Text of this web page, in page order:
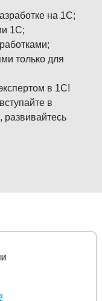
на 1С;
1С;
только для
в 1С!
в
развивайтесь